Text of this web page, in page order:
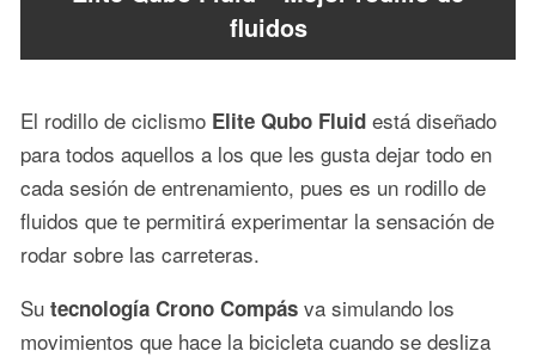
fluidos
El rodillo de ciclismo Elite Qubo Fluid está diseñado
para todos aquellos a los que les gusta dejar todo en
cada sesión de entrenamiento, pues es un rodillo de
fluidos que te permitirá experimentar la sensación de
rodar sobre las carreteras.
Su tecnología Crono Compás va simulando los
movimientos que hace la bicicleta cuando se desliza